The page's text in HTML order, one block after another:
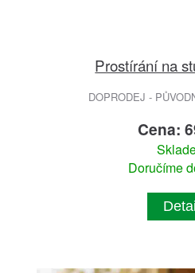
Prostírání na
DOPRODEJ -
Cena:
Doručíme